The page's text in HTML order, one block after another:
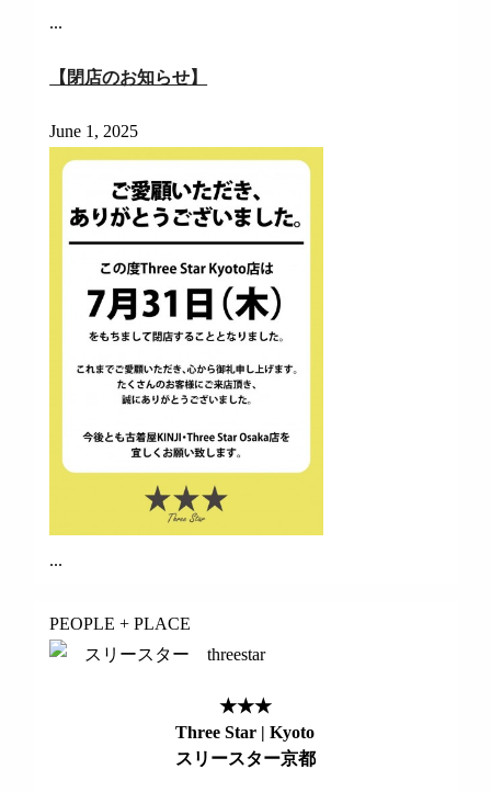
...
【閉店のお知らせ】
June 1, 2025
...
PEOPLE + PLACE
★★★
Three Star | Kyoto
スリースター京都